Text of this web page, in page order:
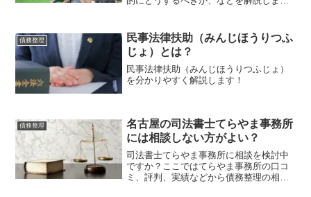
債務整理
民事法律扶助（みんじほうりつふ
じょ）とは？
民事法律扶助（みんじほうりつふじょ）
を分かりやすく解説します！
債務整理
名古屋の司法書士てらやま事務所
には相談しない方がよい？
司法書士てらやま事務所に相談を検討中
ですか？ここではてらやま事務所の口コ
ミ、評判、実績などから債務整理の相談